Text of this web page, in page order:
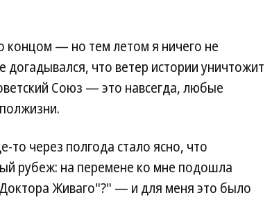
концом — но тем летом я ничего не
что ветер истории уничтожит
Союз — это навсегда, любые
через полгода стало ясно, что
рубеж: на перемене ко мне подошла
Живаго"?" — и для меня это было